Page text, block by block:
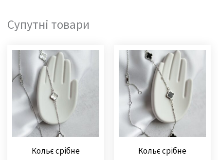
Супутні товари
Кольє срібне
Кольє срібне